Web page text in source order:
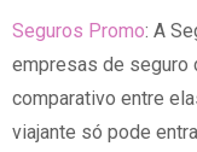
Seguros Promo: A
empresas de seguro
comparativo entre
viajante só pode